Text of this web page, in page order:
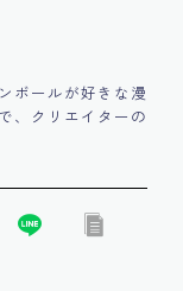
ボールが好きな漫
、クリエイターの